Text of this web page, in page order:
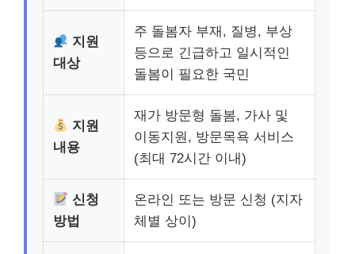
지원
대상
주 돌봄자 부재, 질병, 부상
등으로 긴급하고 일시적인
돌봄이 필요한 국민
지원
내용
재가 방문형 돌봄, 가사 및
이동지원, 방문목욕 서비스
(최대 72시간 이내)
신청
방법
온라인 또는 방문 신청 (지자
체별 상이)